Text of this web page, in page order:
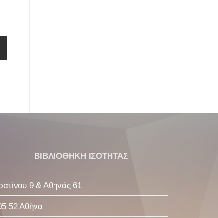
ΒΙΒΛΙΟΘΗΚΗ ΙΣΟΤΗΤΑΣ
9 & Αθηνάς 61
52 Αθήνα